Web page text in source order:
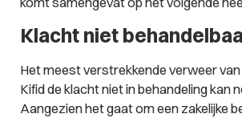
Klacht niet
Het meest verstrekkende verweer
Kifid de klacht niet in behandeling kan
Aangezien het gaat om een zakelijke